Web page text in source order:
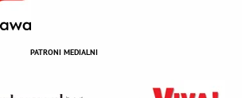
PATRONI MEDIALNI